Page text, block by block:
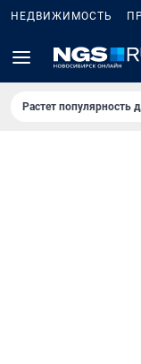
НЕДВИЖИМОСТЬ
Растет популярность